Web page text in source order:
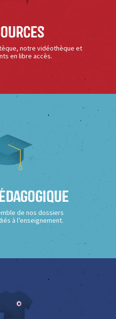
notre vidéothèque et
en libre accès.
de nos dossiers
à l’enseignement.